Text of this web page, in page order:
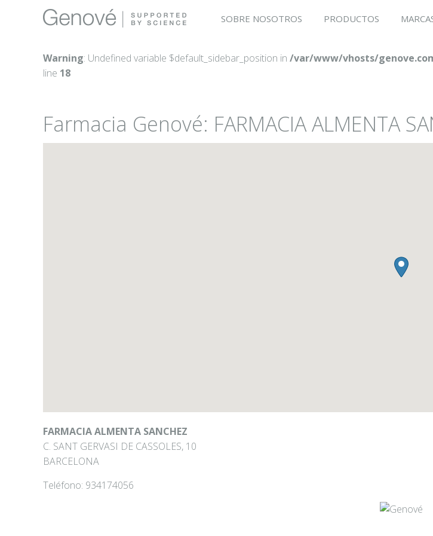
SOBRE NOSOTROS PRODUCTOS
Warning: Undefined variable $default_sidebar_position in /var/www/vhosts/
line 18
Farmacia Genové: FARMACIA ALMENTA
FARMACIA ALMENTA SANCHEZ
C. SANT GERVASI DE CASSOLES, 10
BARCELONA
Teléfono: 934174056